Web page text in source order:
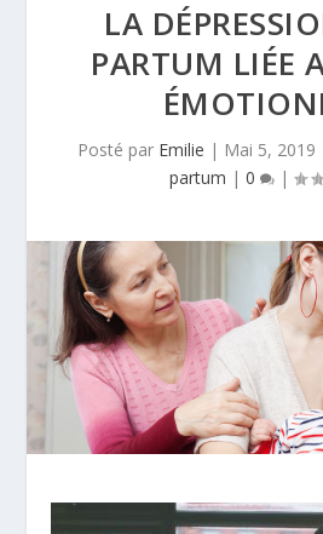
LA
PARTUM LIÉE
Posté par Emilie | Mai 5, 2019
partum | 0 |